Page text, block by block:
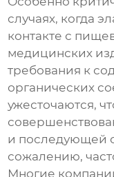
случаях, когда
контакте с
медицинских
требования к
органических
ужесточаются,
и последующей
сожалению,
Многие